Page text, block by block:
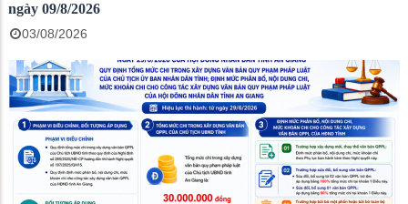
ngày 09/8/2026
03/08/2026